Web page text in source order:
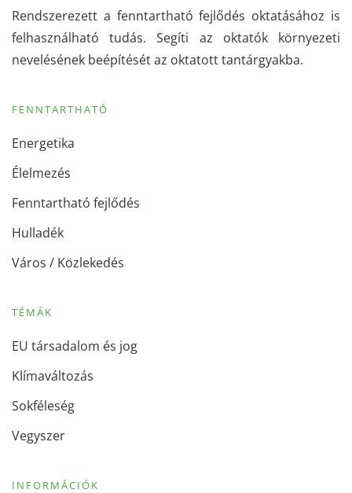
Rendszerezett a fenntartható fejlődés oktatásához is
felhasználható tudás. Segíti az oktatók környezeti
nevelésének beépítését az oktatott tantárgyakba.
FENNTARTHATÓ
Energetika
Élelmezés
Fenntartható fejlődés
Hulladék
Város / Közlekedés
TÉMÁK
EU társadalom és jog
Klímaváltozás
Sokféleség
Vegyszer
INFORMÁCIÓK